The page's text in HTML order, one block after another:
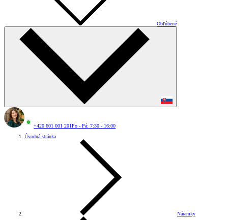
Obľúbené
+420 601 001 201Po - Pá: 7:30 - 16:00
Úvodná stránka
Náramky